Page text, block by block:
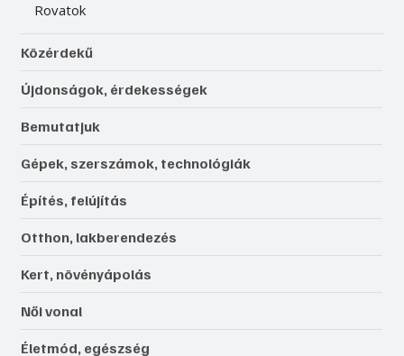
Rovatok
Közérdekű
Újdonságok, érdekességek
Bemutatjuk
Gépek, szerszámok, technológiák
Építés, felújítás
Otthon, lakberendezés
Kert, növényápolás
Női vonal
Életmód, egészség